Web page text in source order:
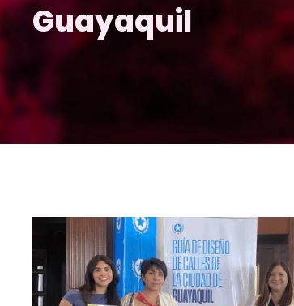
Guayaquil